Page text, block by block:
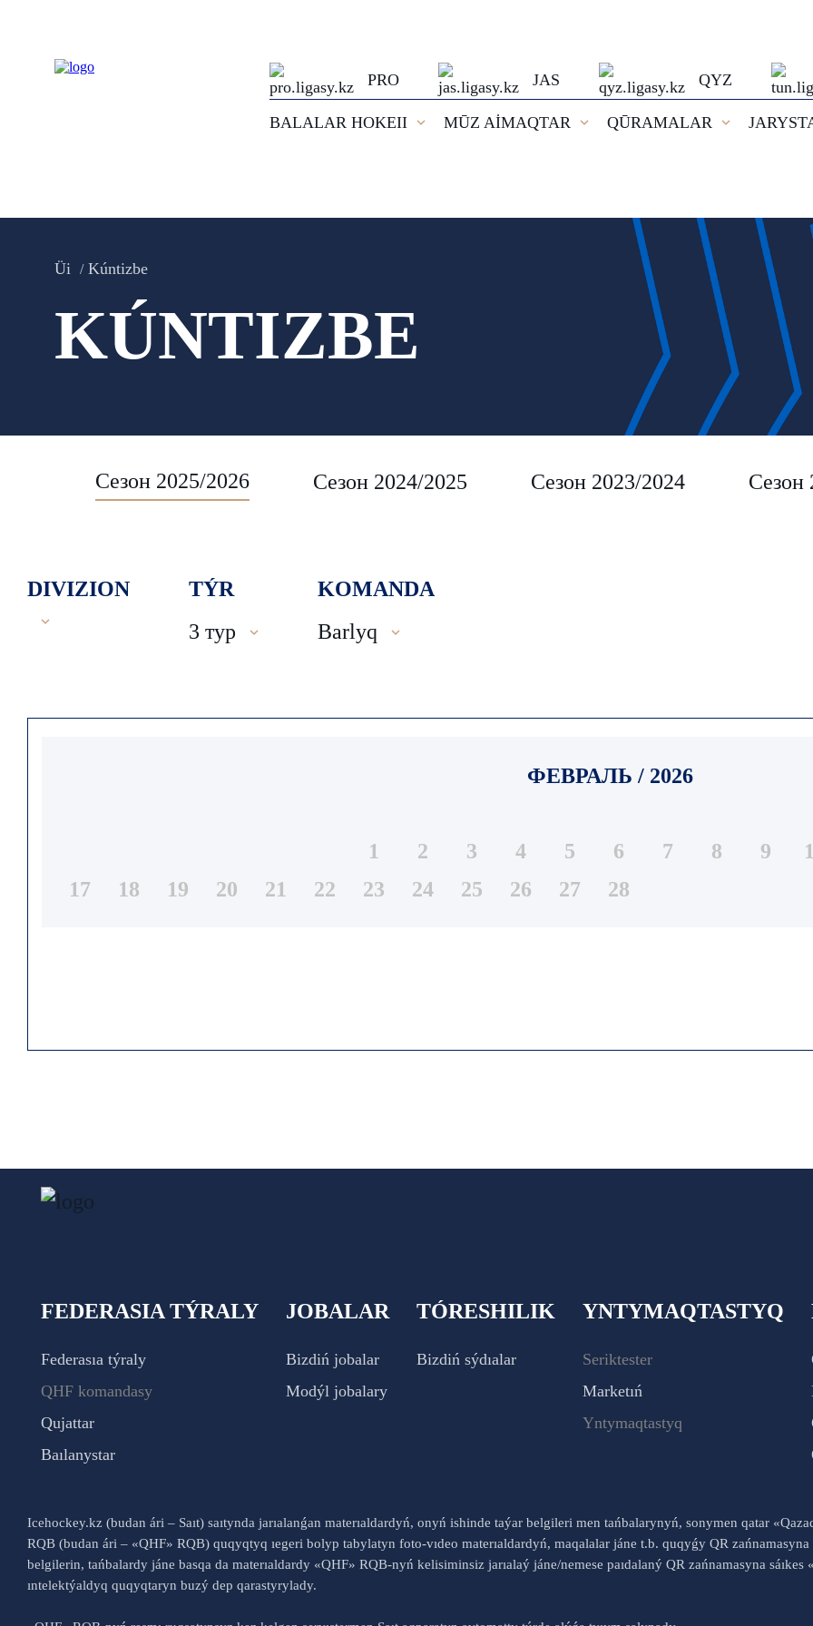
PRO JAS QYZ
BALALAR HOKEII
MŪZ AİMAQTAR QŪRAMALAR
Üi Kúntizbe
KÚNTIZBE
Сезон 2025/2026 Сезон 2024/2025 Сезон 2023/2024 Сезон
DIVIZION
TÝR
3 тур
KOMANDA
Barlyq
ФЕВРАЛЬ / 2026
1 2 3 4 5 6 7 8 9
17
18 19 20 21 22 23 24 25 26 27 28
FEDERASIA TÝRALY
Federasıa týraly
QHF komandasy
Qujattar
Baılanystar
JOBALAR
Bizdiń jobalar
Modýl jobalary
TÓRESHILIK
Bizdiń sýdıalar
YNTYMAQTASTYQ
Seriktester
Marketıń
Yntymaqtastyq
Icehockey.kz (budan ári – Saıt) saıtynda jarıalanǵan materıaldardyń, onyń ishinde taýar belgileri men tańbalarynyń, sonymen qatar
RQB (budan ári – «QHF» RQB) quqyqtyq ıegeri bolyp tabylatyn foto-vıdeo materıaldardyń, maqalalar jáne t.b. quqyǵy QR zańnamasyna
belgilerin, tańbalardy jáne basqa da materıaldardy «QHF» RQB-nyń kelisiminsiz jarıalaý jáne/nemese paıdalaný QR zańnamasyna sáıkes
ıntelektýaldyq quqyqtaryn buzý dep qarastyrylady.